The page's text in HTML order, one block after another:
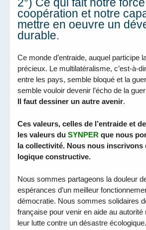
coopération et notre
mettre en oeuvre un
durable.
Ce monde d’entraide, auquel participe
précieux. Le multilatéralisme, c’est-à-
entre les pays, semble bloqué et la
semble vouloir devenir l’écho de la
Il faut dessiner un autre avenir.
Ces valeurs, celles de l’entraide et
les valeurs duSYNPER que nous
la collectivité. Nous nous inscrivons
logique constructive.
Nous sommes partageons la douleur
espérances d’un meilleur
démocratie. Nous sommes solidaires
française pour venir en aide au autorité
leur lutte contre un désastre écologique.